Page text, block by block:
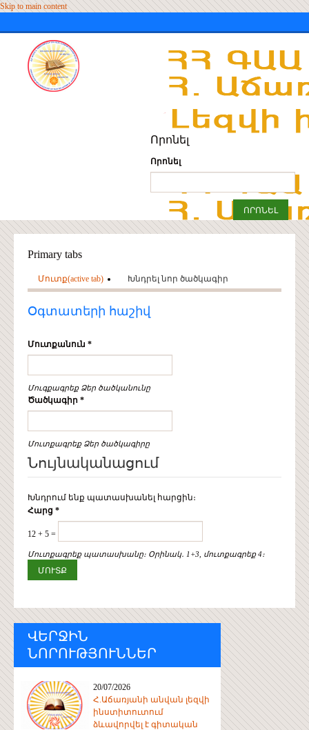
Skip to main content
Որոնել
Որոնել
Primary tabs
Մուտք(active tab) Խնդրել նոր ծածկագիր
Օգտատերի հաշիվ
Մուտքանուն *
Մուգքագրեք Ձեր ծածկանունը
Ծածկագիր *
Մուտքագրեք Ձեր ծածկագիրը
Նույնականացում
Խնդրում ենք պատասխանել հարցին։
Հարց *
12 + 5 =
Մուտքագրեք պատասխանը։ Օրինակ․ 1+3, մուտքագրեք 4։
ՎԵՐՋԻՆ
ՆՈՐՈՒԹՅՈՒՆՆԵՐ
20/07/2026
Հ.Աճառյանի անվան լեզվի
ինստիտուտում
ձևավորվել է գիտական